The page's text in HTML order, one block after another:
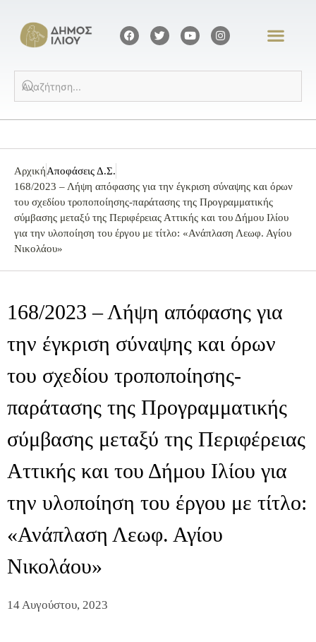
ΑρχικήΑποφάσεις Δ.Σ.
168/2023 – Λήψη απόφασης για την έγκριση σύναψης και όρων
του σχεδίου τροποποίησης-παράτασης της Προγραμματικής
σύμβασης μεταξύ της Περιφέρειας Αττικής και του Δήμου Ιλίου
για την υλοποίηση του έργου με τίτλο: «Ανάπλαση Λεωφ. Αγίου
Νικολάου»
168/2023 – Λήψη απόφασης για
την έγκριση σύναψης και όρων
του σχεδίου τροποποίησης-
παράτασης της Προγραμματικής
σύμβασης μεταξύ της Περιφέρειας
Αττικής και του Δήμου Ιλίου για
την υλοποίηση του έργου με τίτλο:
«Ανάπλαση Λεωφ. Αγίου
Νικολάου»
14 Αυγούστου, 2023